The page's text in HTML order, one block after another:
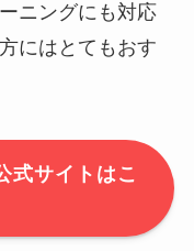
ニングにも対応
にはとてもおす
式サイトはこ